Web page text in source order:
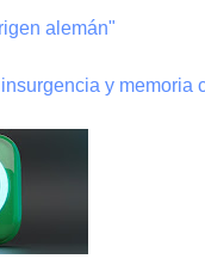
alemán"
y memoria